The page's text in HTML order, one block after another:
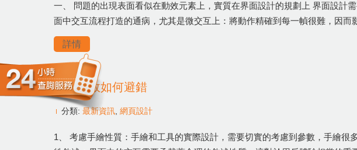
一、 問題的出現表面看似在動效元素上，實質在界面設計的規劃上 界面設計
面中交互流程打造的通病，尤其是微交互上：將動作精確到每一幀很難，因
詳情
界面動效如何避錯
分類: 最新資訊 網頁設計
1、 考慮手繪性質：手繪和工具的實際設計，需要切實的考慮到參數，手繪